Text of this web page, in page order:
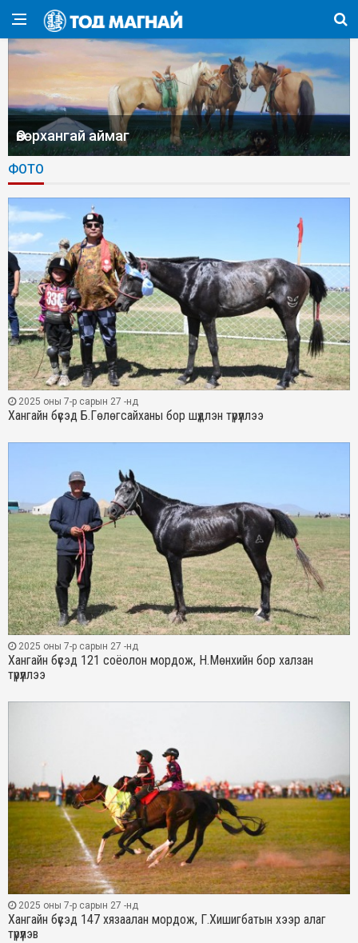
Өвөрхангай аймаг
ФОТО
2025 оны 7-р сарын 27 -нд
Хангайн бүсэд Б.Гөлөгсайханы бор шүдлэн түрүүллээ
2025 оны 7-р сарын 27 -нд
Хангайн бүсэд 121 соёолон мордож, Н.Мөнхийн бор халзан
түрүүллээ
2025 оны 7-р сарын 27 -нд
Хангайн бүсэд 147 хязаалан мордож, Г.Хишигбатын хээр алаг
түрүүлэв